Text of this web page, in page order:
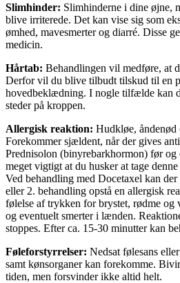
Slimhinder: Slimhinderne i dine øjne,
blive irriterede. Det kan vise sig som
ømhed, mavesmerter og diarré. Disse
medicin.
Hårtab: Behandlingen vil medføre, at
Derfor vil du blive tilbudt tilskud til en
hovedbeklædning. I nogle tilfælde kan
steder på kroppen.
Allergisk reaktion: Hudkløe,
Forekommer sjældent, når der gives
Prednisolon (binyrebarkhormon) før og
meget vigtigt at du husker at tage
Ved behandling med Docetaxel kan
eller 2. behandling opstå en allergisk
følelse af trykken for brystet, rødme og
og eventuelt smerter i lænden.
stoppes. Efter ca. 15-30 minutter kan
Føleforstyrrelser: Nedsat følesans
samt kønsorganer kan forekomme.
tiden, men forsvinder ikke altid helt.